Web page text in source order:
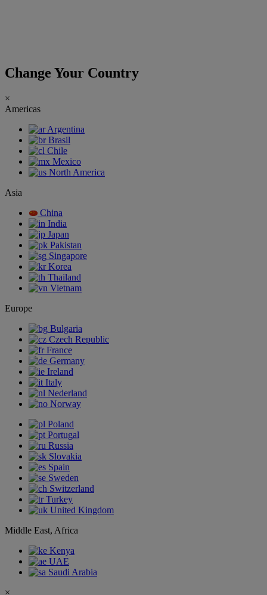
Change Your Country
×
Americas
Argentina
Brasil
Chile
Mexico
North America
Asia
China
India
Japan
Pakistan
Singapore
Korea
Thailand
Vietnam
Europe
Bulgaria
Czech Republic
France
Germany
Ireland
Italy
Nederland
Norway
Poland
Portugal
Russia
Slovakia
Spain
Sweden
Switzerland
Turkey
United Kingdom
Middle East, Africa
Kenya
UAE
Saudi Arabia
×